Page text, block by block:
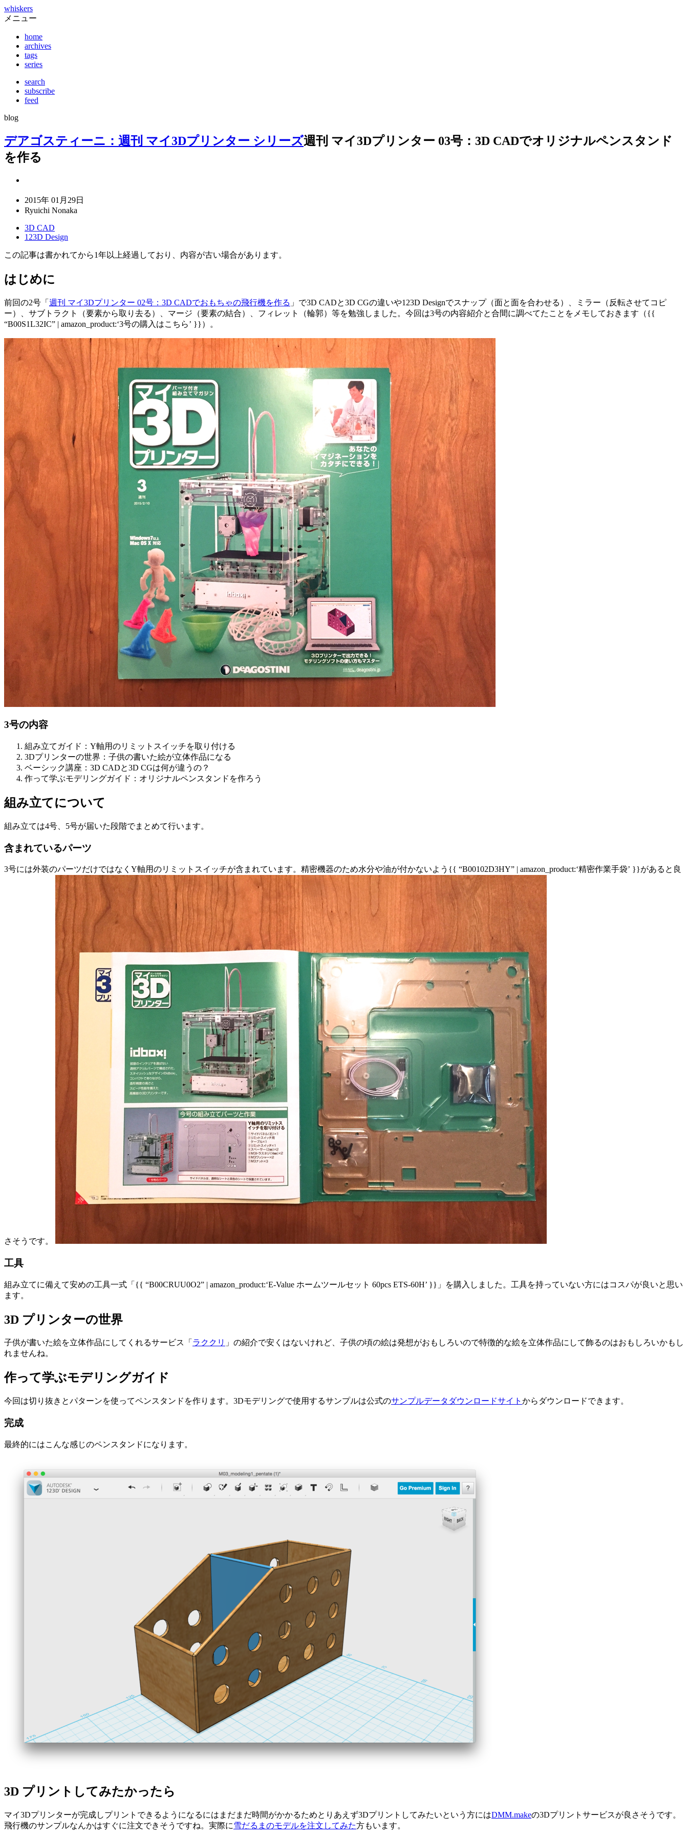
whiskers
メニュー
home
archives
tags
series
search
subscribe
feed
blog
デアゴスティーニ：週刊 マイ3Dプリンター シリーズ週刊 マイ3Dプリンター 03号：3D CADでオリジナルペンスタンド
を作る
2015年 01月29日
Ryuichi Nonaka
3D CAD
123D Design
この記事は書かれてから1年以上経過しており、内容が古い場合があります。
はじめに
前回の2号「 週刊 マイ3Dプリンター 02号：3D CADでおもちゃの飛行機を作る 」で3D CADと3D CGの違いや123D Designでスナップ（面と面を合わせる）、ミラー（反転させてコピ
ー）、サブトラクト（要素から取り去る）、マージ（要素の結合）、フィレット（輪郭）等を勉強しました。今回は3号の内容紹介と合間に調べてたことをメモしておきます（{{
“B00S1L32IC” | amazon_product:‘3号の購入はこちら’ }}）。
3号の内容
組み立てガイド：Y軸用のリミットスイッチを取り付ける
3Dプリンターの世界：子供の書いた絵が立体作品になる
ベーシック講座：3D CADと3D CGは何が違うの？
作って学ぶモデリングガイド：オリジナルペンスタンドを作ろう
組み立てについて
組み立ては4号、5号が届いた段階でまとめて行います。
含まれているパーツ
3号には外装のパーツだけではなくY軸用のリミットスイッチが含まれています。精密機器のため水分や油が付かないよう{{ “B00102D3HY” | amazon_product:‘精密作業手袋’ }}があると良
さそうです。
工具
組み立てに備えて安めの工具一式「{{ “B00CRUU0O2” | amazon_product:‘E-Value ホームツールセット 60pcs ETS-60H’ }}」を購入しました。工具を持っていない方にはコスパが良いと思い
ます。
3D プリンターの世界
子供が書いた絵を立体作品にしてくれるサービス「 ラククリ 」の紹介で安くはないけれど、子供の頃の絵は発想がおもしろいので特徴的な絵を立体作品にして飾るのはおもしろいかもし
れませんね。
作って学ぶモデリングガイド
今回は切り抜きとパターンを使ってペンスタンドを作ります。3Dモデリングで使用するサンプルは公式のサンプルデータダウンロードサイト からダウンロードできます。
完成
最終的にはこんな感じのペンスタンドになります。
3D プリントしてみたかったら
マイ3Dプリンターが完成しプリントできるようになるにはまだまだ時間がかかるためとりあえず3Dプリントしてみたいという方にはDMM.makeの3Dプリントサービスが良さそうです。
飛行機のサンプルなんかはすぐに注文できそうですね。実際に雪だるまのモデルを注文してみた方もいます。